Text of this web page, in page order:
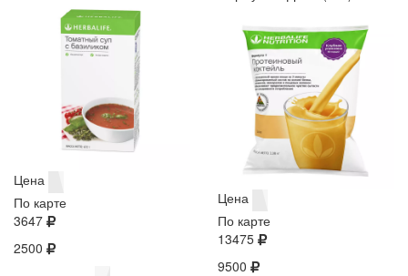
Цена
По карте
3647
2500
Цена
По карте
13475
9500